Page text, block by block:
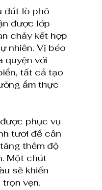
đút lò phô
được lớp
chảy kết hợp
nhiên. Vị béo
quyện với
tất cả tạo
ẩm thực
phục vụ
tươi để cân
thêm độ
Một chút
sẽ khiến
vẹn.